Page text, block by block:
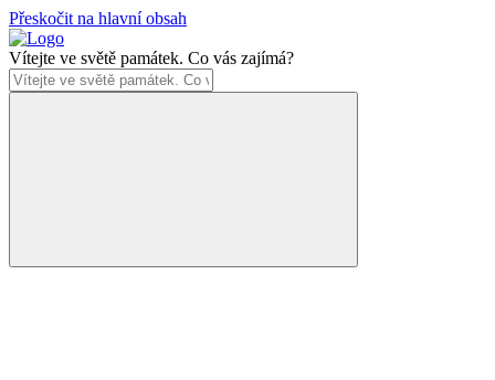
Přeskočit na hlavní obsah
Vítejte ve světě památek. Co vás zajímá?